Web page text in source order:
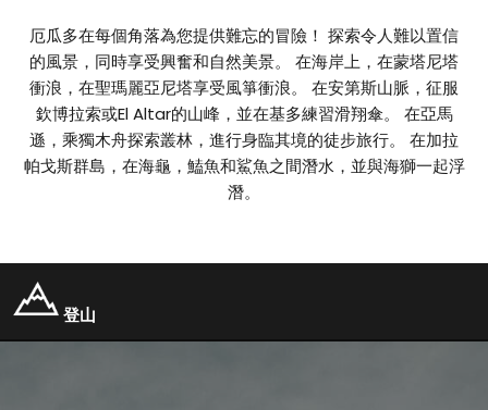
厄瓜多在每個角落為您提供難忘的冒險！ 探索令人難以置信
的風景，同時享受興奮和自然美景。 在海岸上，在蒙塔尼塔
衝浪，在聖瑪麗亞尼塔享受風箏衝浪。 在安第斯山脈，征服
欽博拉索或El Altar的山峰，並在基多練習滑翔傘。 在亞馬
遜，乘獨木舟探索叢林，進行身臨其境的徒步旅行。 在加拉
帕戈斯群島，在海龜，鰪魚和鯊魚之間潛水，並與海獅一起浮
潛。
登山